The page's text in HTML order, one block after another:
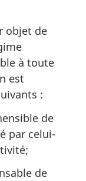
objet de
à toute
est
:
de
par celui-
de